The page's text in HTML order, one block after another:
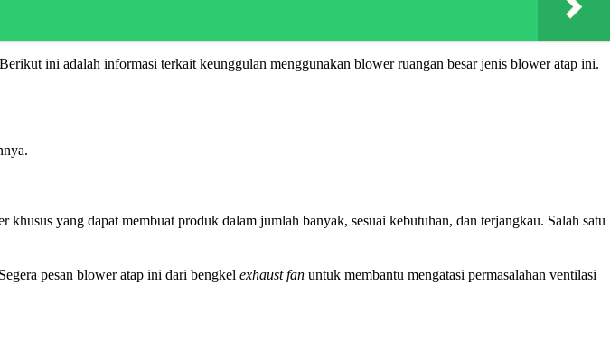
ini adalah informasi terkait keunggulan menggunakan blower ruangan besar jenis blower atap ini.
yang dapat membuat produk dalam jumlah banyak, sesuai kebutuhan, dan terjangkau. Salah satu
pesan blower atap ini dari bengkel exhaust fan untuk membantu mengatasi permasalahan ventilasi